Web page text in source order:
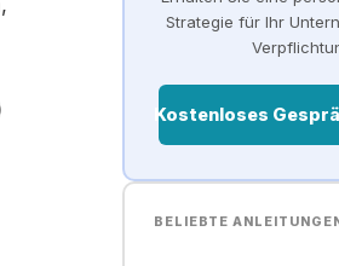
Strategie für Ihr
Kostenloses
BELIEBTE ANLEITUNGEN